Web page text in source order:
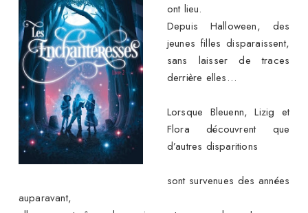
ont lieu.
Depuis Halloween, des
jeunes filles disparaissent,
sans laisser de traces
derrière elles…
Lorsque Bleuenn, Lizig et
Flora découvrent que
d’autres disparitions
sont survenues des années
auparavant,